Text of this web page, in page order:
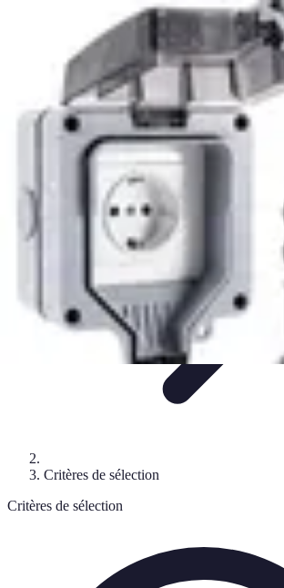
Électricien de Confiance
Choix d'un Électricien
Choix de l'électricien
d'un électricienSélection d'un électricien
Électricien de Confiance
Critères de sélection
Critères de sélection